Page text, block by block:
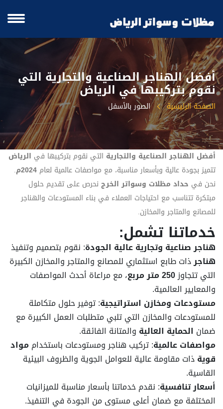
أفضل الهناجر الصناعية والتجارية التي
نقوم بتركيبها في الرياض
الصفحة الرئيسية الصور بالأسفل
أفضل الهناجر الصناعية والتجارية التي نقوم بتركيبها في الرياض
تتميز بجودة عالية وبأسعار مناسبة، مع مواصفات عالمية لعام 2024م .
نحن في حداد مظلات وسواتر الخرج نحرص على تقديم حلول
مبتكرة تتناسب مع احتياجات العملاء في بناء المستودعات والهناجر
للمصانع والمتاجر والمخازن.
خدماتنا تشمل:
هناجر صناعية وتجارية عالية الجودة: نقوم بتصميم وتنفيذ
هناجرذات طابع استثماري للمصانع والمتاجر والمخازن الكبيرة
التي تتجاوز250 متر مربع
، مع مراعاة أحدث المواصفات
والمعايير العالمية.
مستودعات ومخازن استراتيجية: توفير حلول متكاملة
للمستودعات والمخازن التي تلبي متطلبات العمل الكبيرة مع
ضمان الحماية العالية والمتانة الفائقة.
مواصفات عالمية: تركيب هناجر ومستودعات باستخداممواد
قويةذات مقاومة عالية للعوامل الجوية والظروف البيئية
القاسية.
أسعار تنافسية: نقدم خدماتنا بأسعار مناسبة للميزانيات
المختلفة مع ضمان أعلى مستوى من الجودة في التنفيذ.